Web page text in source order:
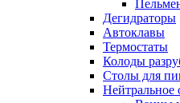
Дегидраторы
Автоклавы
Термостаты
Колоды
Столы для
Нейтральное